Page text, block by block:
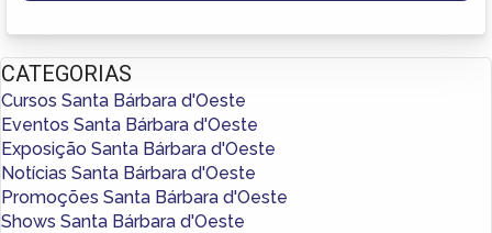
CATEGORIAS
Cursos Santa Bárbara d'Oeste
Eventos Santa Bárbara d'Oeste
Exposição Santa Bárbara d'Oeste
Notícias Santa Bárbara d'Oeste
Promoções Santa Bárbara d'Oeste
Shows Santa Bárbara d'Oeste